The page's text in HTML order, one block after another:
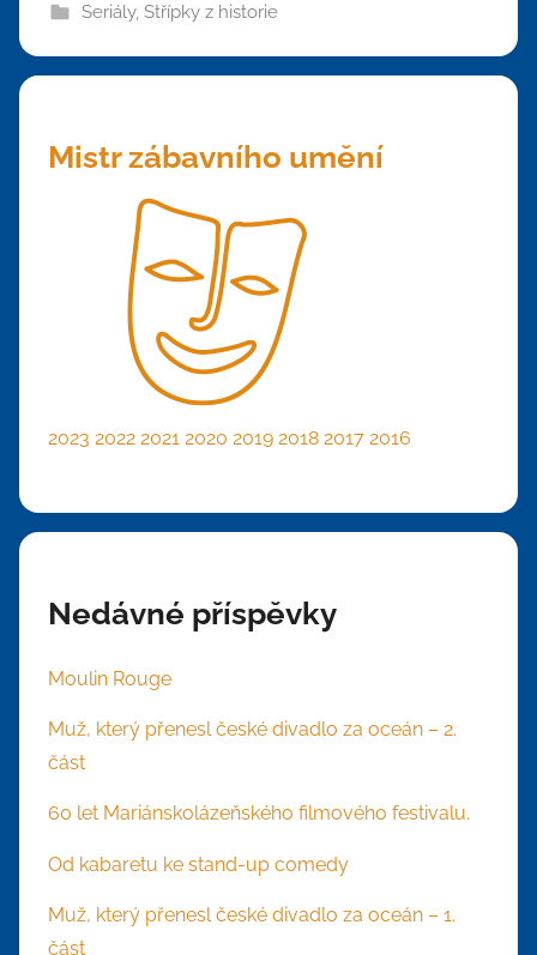
Seriály, Střípky z historie
Mistr zábavního umění
2023 2022 2021 2020 2019 2018 2017 2016
Nedávné příspěvky
Moulin Rouge
Muž, který přenesl české divadlo za oceán – 2.
část
60 let Mariánskolázeňského filmového festivalu.
Od kabaretu ke stand-up comedy
Muž, který přenesl české divadlo za oceán – 1.
část